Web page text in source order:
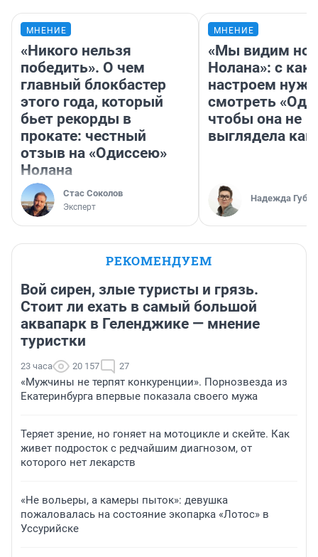
МНЕНИЕ
«Никого нельзя
победить». О чем
главный блокбастер
этого года, который
бьет рекорды в
прокате: честный
отзыв на «Одиссею»
Нолана
Стас Соколов
Эксперт
МНЕНИЕ
«Мы видим
Нолана»: с
настроем
смотреть
чтобы она не
выглядела как
Надежда
РЕКОМЕНДУЕМ
Вой сирен, злые туристы и грязь.
Стоит ли ехать в самый большой
аквапарк в Геленджике — мнение
туристки
23 часа 20 157 27
«Мужчины не терпят конкуренции». Порнозвезда из
Екатеринбурга впервые показала своего мужа
Теряет зрение, но гоняет на мотоцикле и скейте. Как
живет подросток с редчайшим диагнозом, от
которого нет лекарств
«Не вольеры, а камеры пыток»: девушка
пожаловалась на состояние экопарка «Лотос» в
Уссурийске